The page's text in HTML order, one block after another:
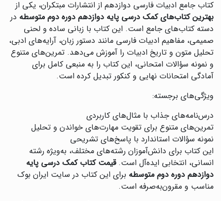
کتاب جامع ادبیات فارسی دوازدهم از انتشارات مبتکران، یکی از
بهترین کتاب‌های کمک درسی پایه دوازدهم دوره دوم متوسطه در
دسته کتاب‌های جامع است. این کتاب با زبانی ساده و لحنی
صمیمی، مفاهیم ادبیات فارسی مانند دستور زبان، آرایه‌های ادبی،
تحلیل متون و تاریخ ادبیات را آموزش می‌دهد. تمرین‌های متنوع
و نمونه سؤالات امتحانی، این کتاب را به منبعی کامل برای
آمادگی امتحانات نهایی و کنکور تبدیل کرده است.
ویژگی‌های برجسته:
درس‌نامه‌های جذاب با مثال‌های کاربردی
تمرین‌های متنوع برای تقویت مهارت‌های خواندن و تحلیل
نمونه سؤالات استاندارد با پاسخ‌های تشریحی
این کتاب برای دانش‌آموزان رشته‌های مختلف، به‌ویژه رشته
انسانی، انتخابی ایده‌آل است.قیمت کتاب کمک درسی پایه
دوازدهم دوره دوم متوسطه برای این کتاب در سایت ایران بوک
مناسب و مقرون‌به‌صرفه است.